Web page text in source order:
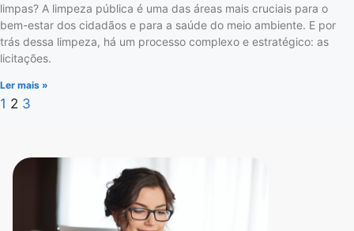
limpas? A limpeza pública é uma das áreas mais cruciais para o
bem-estar dos cidadãos e para a saúde do meio ambiente. E por
trás dessa limpeza, há um processo complexo e estratégico: as
licitações.
Ler mais »
1 2 3